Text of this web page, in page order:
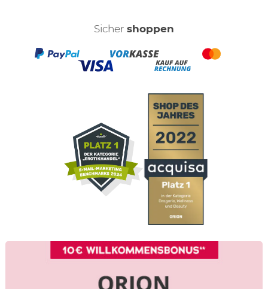
Sicher shoppen